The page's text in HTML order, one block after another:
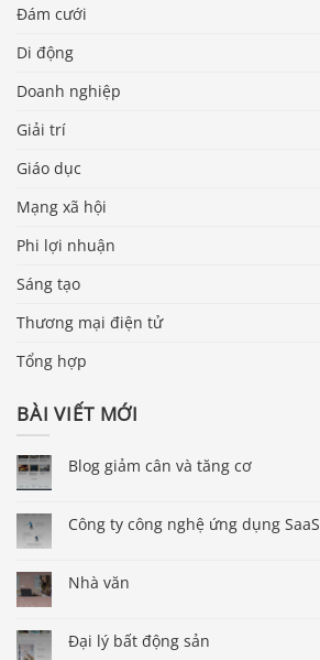
Đám cưới
Di động
Doanh nghiệp
Giải trí
Giáo dục
Mạng xã hội
Phi lợi nhuận
Sáng tạo
Thương mại điện tử
Tổng hợp
BÀI VIẾT MỚI
Blog giảm cân và tăng cơ
Công ty công nghệ ứng dụng SaaS
Nhà văn
Đại lý bất động sản